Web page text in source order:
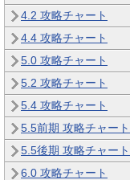
4.2 攻略チャート
4.4 攻略チャート
5.0 攻略チャート
5.2 攻略チャート
5.4 攻略チャート
5.5前期 攻略チャート
5.5後期 攻略チャート
6.0 攻略チャート